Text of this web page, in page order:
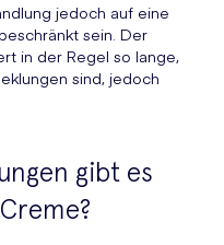
jedoch auf eine
sein. Der
in der Regel so lange,
sind, jedoch
gibt es